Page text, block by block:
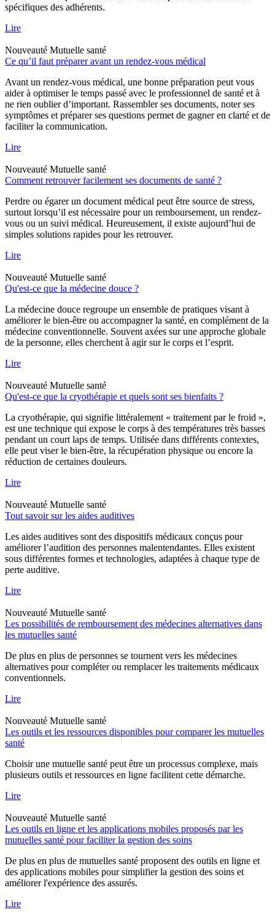
spécifiques des adhérents.
Lire
Nouveauté Mutuelle santé
Ce qu’il faut préparer avant un rendez-vous médical
Avant un rendez-vous médical, une bonne préparation peut vous
aider à optimiser le temps passé avec le professionnel de santé et à
ne rien oublier d’important. Rassembler ses documents, noter ses
symptômes et préparer ses questions permet de gagner en clarté et de
faciliter la communication.
Lire
Nouveauté Mutuelle santé
Comment retrouver facilement ses documents de santé ?
Perdre ou égarer un document médical peut être source de stress,
surtout lorsqu’il est nécessaire pour un remboursement, un rendez-
vous ou un suivi médical. Heureusement, il existe aujourd’hui de
simples solutions rapides pour les retrouver.
Lire
Nouveauté Mutuelle santé
Qu'est-ce que la médecine douce ?
La médecine douce regroupe un ensemble de pratiques visant à
améliorer le bien-être ou accompagner la santé, en complément de la
médecine conventionnelle. Souvent axées sur une approche globale
de la personne, elles cherchent à agir sur le corps et l’esprit.
Lire
Nouveauté Mutuelle santé
Qu'est-ce que la cryothérapie et quels sont ses bienfaits ?
La cryothérapie, qui signifie littéralement « traitement par le froid »,
est une technique qui expose le corps à des températures très basses
pendant un court laps de temps. Utilisée dans différents contextes,
elle peut viser le bien-être, la récupération physique ou encore la
réduction de certaines douleurs.
Lire
Nouveauté Mutuelle santé
Tout savoir sur les aides auditives
Les aides auditives sont des dispositifs médicaux conçus pour
améliorer l’audition des personnes malentendantes. Elles existent
sous différentes formes et technologies, adaptées à chaque type de
perte auditive.
Lire
Nouveauté Mutuelle santé
Les possibilités de remboursement des médecines alternatives dans
les mutuelles santé
De plus en plus de personnes se tournent vers les médecines
alternatives pour compléter ou remplacer les traitements médicaux
conventionnels.
Lire
Nouveauté Mutuelle santé
Les outils et les ressources disponibles pour comparer les mutuelles
santé
Choisir une mutuelle santé peut être un processus complexe, mais
plusieurs outils et ressources en ligne facilitent cette démarche.
Lire
Nouveauté Mutuelle santé
Les outils en ligne et les applications mobiles proposés par les
mutuelles santé pour faciliter la gestion des soins
De plus en plus de mutuelles santé proposent des outils en ligne et
des applications mobiles pour simplifier la gestion des soins et
améliorer l'expérience des assurés.
Lire